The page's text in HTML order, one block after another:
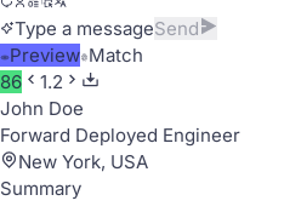
Type a messageSend
Preview Match
86
1.2
John Doe
Forward Deployed Engineer
New York, USA
Summary